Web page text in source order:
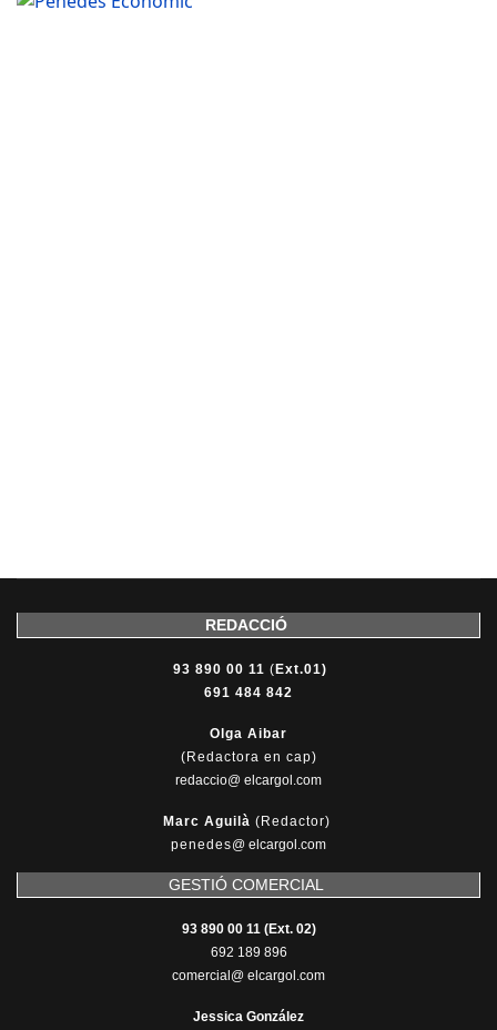
REDACCIÓ
93 890 00 11 ( Ext.01)
691 484 842
Olga Aibar
(Redactora en cap)
redaccio@ elcargol.com
Marc Aguilà (Redactor)
penedes@ elcargol.com
GESTIÓ COMERCIAL
93 890 00 11 (Ext. 02)
692 189 896
comercial@ elcargol.com
Jessica González